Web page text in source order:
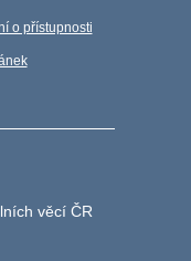
o přístupnosti
věcí ČR